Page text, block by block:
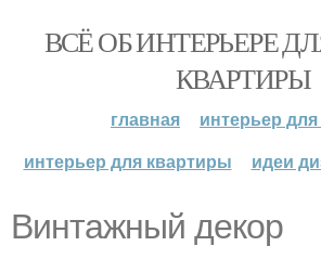
ВСЁ ОБ ИНТЕРЬЕРЕ
КВАРТИРЫ
главная
интерьер
интерьер для квартиры
идеи
Винтажный декор